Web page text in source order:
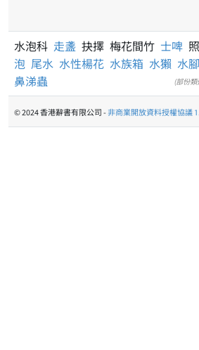
水泡科 走盞 抉擇 梅花間竹 士啤
泡 尾水 水性楊花 水族箱 水獺 水腳
鼻涕蟲
(部份
© 2024 香港辭書有限公司 -非商業開放資料授權協議